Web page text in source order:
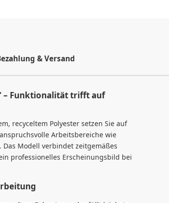
& Versand
– Funktionalität trifft auf
recyceltem Polyester setzen Sie auf
Arbeitsbereiche wie
Das Modell verbindet zeitgemäßes
professionelles Erscheinungsbild bei